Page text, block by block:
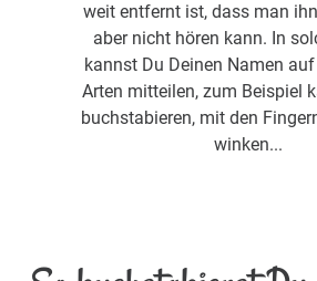
weit entfernt ist, dass man
aber nicht hören kann. In
kannst Du Deinen Namen
Arten mitteilen, zum Beispiel
buchstabieren, mit den
winken...